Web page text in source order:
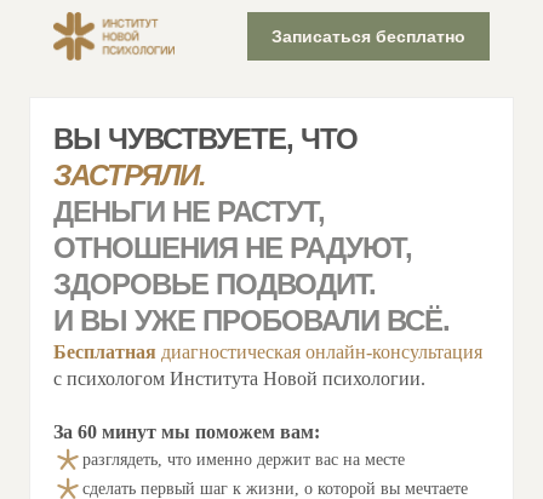
Записаться бесплатно
ВЫ ЧУВСТВУЕТЕ, ЧТО
ЗАСТРЯЛИ.
ДЕНЬГИ НЕ РАСТУТ,
ОТНОШЕНИЯ НЕ РАДУЮТ,
ЗДОРОВЬЕ ПОДВОДИТ.
И ВЫ УЖЕ ПРОБОВАЛИ ВСЁ.
Бесплатная диагностическая онлайн-консультация
с психологом Института Новой психологии.
За 60 минут мы поможем вам:
разглядеть, что именно держит вас на месте
сделать первый шаг к жизни, о которой вы мечтаете